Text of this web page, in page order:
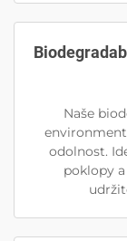
Naše
odolnost.
poklopy